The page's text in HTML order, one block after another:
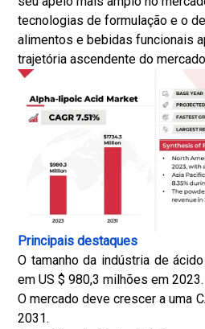
tecnologias de formulação e o
alimentos e bebidas funcionais
trajetória ascendente do
Principais destaques
O tamanho da indústria de
em US $ 980,3 milhões em 2023.
O mercado deve crescer a uma
2031.